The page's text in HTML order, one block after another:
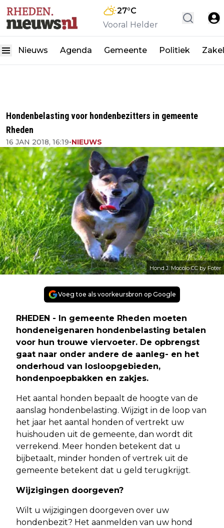
27°C
Vooral Helder
Nieuws Agenda Gemeente Politiek
Hondenbelasting voor hondenbezitters in gemeente
Rheden
16 JAN 2018, 16:19•NIEUWS
Hond J. Mocolo CC by Foter
Voeg toe als voorkeursbron op Google
RHEDEN - In gemeente Rheden moeten
hondeneigenaren hondenbelasting betalen
voor hun trouwe viervoeter. De opbrengst
gaat naar onder andere de aanleg- en het
onderhoud van losloopgebieden,
hondenpoepbakken en zakjes.
Het aantal honden bepaalt de hoogte van de
aanslag hondenbelasting. Wijzigt in de loop van
het jaar het aantal honden of vertrekt uw
huishouden uit de gemeente, dan wordt dit
verrekend. Meer honden betekent dat u
bijbetaalt, minder honden of vertrek uit de
gemeente betekent dat u geld terugkrijgt.
Wijzigingen doorgeven?
Wilt u wijzigingen doorgeven over uw
hondenbezit? Het aanmelden van uw hond